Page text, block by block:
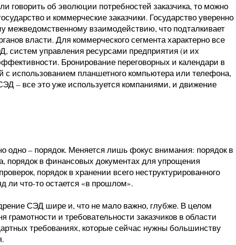
говорить об эволюции потребностей заказчика, то можно
и коммерческие заказчики. Государство уверенно
межведомственному взаимодействию, что подталкивает
власти. Для коммерческого сегмента характерно все
систем управления ресурсами предприятия (и их
Бронирование переговорных и календари в
использованием планшетного компьютера или телефона,
– все это уже используется компаниями, и движение
одно – порядок. Меняется лишь фокус внимания: порядок в
порядок в финансовых документах для упрощения
порядок в хранении всего неструктурированного
ли что-то остается «в прошлом».
СЭД шире и, что не мало важно, глубже. В целом
и требовательности заказчиков в области
требованиях, которые сейчас нужны большинству